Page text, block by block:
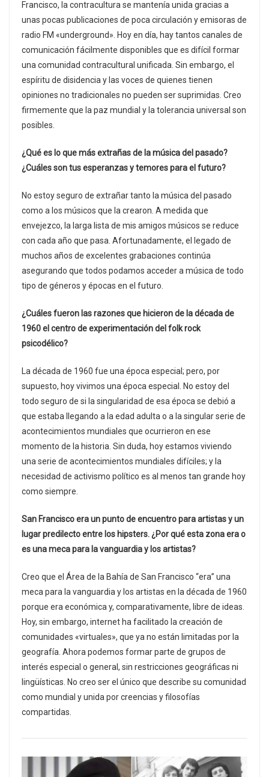
Francisco, la contracultura se mantenía unida gracias a
unas pocas publicaciones de poca circulación y emisoras de
radio FM «underground». Hoy en día, hay tantos canales de
comunicación fácilmente disponibles que es difícil formar
una comunidad contracultural unificada. Sin embargo, el
espíritu de disidencia y las voces de quienes tienen
opiniones no tradicionales no pueden ser suprimidas. Creo
firmemente que la paz mundial y la tolerancia universal son
posibles.
¿Qué es lo que más extrañas de la música del pasado?
¿Cuáles son tus esperanzas y temores para el futuro?
No estoy seguro de extrañar tanto la música del pasado
como a los músicos que la crearon. A medida que
envejezco, la larga lista de mis amigos músicos se reduce
con cada año que pasa. Afortunadamente, el legado de
muchos años de excelentes grabaciones continúa
asegurando que todos podamos acceder a música de todo
tipo de géneros y épocas en el futuro.
¿Cuáles fueron las razones que hicieron de la década de
1960 el centro de experimentación del folk rock
psicodélico?
La década de 1960 fue una época especial; pero, por
supuesto, hoy vivimos una época especial. No estoy del
todo seguro de si la singularidad de esa época se debió a
que estaba llegando a la edad adulta o a la singular serie de
acontecimientos mundiales que ocurrieron en ese
momento de la historia. Sin duda, hoy estamos viviendo
una serie de acontecimientos mundiales difíciles; y la
necesidad de activismo político es al menos tan grande hoy
como siempre.
San Francisco era un punto de encuentro para artistas y un
lugar predilecto entre los hipsters. ¿Por qué esta zona era o
es una meca para la vanguardia y los artistas?
Creo que el Área de la Bahía de San Francisco “era” una
meca para la vanguardia y los artistas en la década de 1960
porque era económica y, comparativamente, libre de ideas.
Hoy, sin embargo, internet ha facilitado la creación de
comunidades «virtuales», que ya no están limitadas por la
geografía. Ahora podemos formar parte de grupos de
interés especial o general, sin restricciones geográficas ni
lingüísticas. No creo ser el único que describe su comunidad
como mundial y unida por creencias y filosofías
compartidas.